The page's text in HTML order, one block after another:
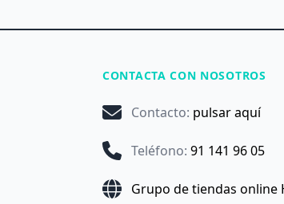
CONTACTA CON NOSOTROS
Contacto: pulsar aquí
Teléfono: 91 141 96 05
Grupo de tiendas online